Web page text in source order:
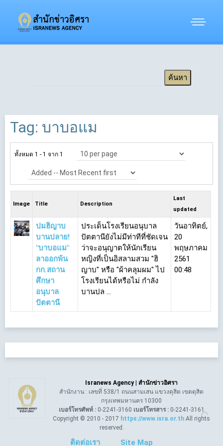
Tag: บาบอแม
ทั้งหมด 1 - 1 จาก 1
Image Title Description
Last
updated
ปมฮิญาบ
บานปลาย!
"บาบอแม"
ลาออกพ้น
กก.สถาน
ศึกษา
อนุบาล
ปัตตานี
ประเด็นโรงเรียนอนุบาล
ปัตตานียังไม่มีท่าทีที่ชัดเจน
ว่าจะอนุญาตให้นักเรียน
หญิงที่เป็นอิสลามสวม "ฮิ
ญาบ" หรือ "ผ้าคลุมผม" ไป
โรงเรียนได้หรือไม่ กำลัง
บานปล ...
วันอาทิตย์,
20
พฤษภาคม
2561
00:48
Isranews Agency | สำนักข่าวอิศรา
สำนักงาน : เลขที่ 538/1 ถนนสามเสน แขวงดุสิต เขตดุสิต
กรุงเทพมหานคร 10300
เบอร์โทรศัพท์ :0-2241-3160 เบอร์โทรสาร :0-2241-3161
Copyright © 2010 - 2017 https://www.isra.or.th All rights
reserved.
ติดต่อเรา Site Map